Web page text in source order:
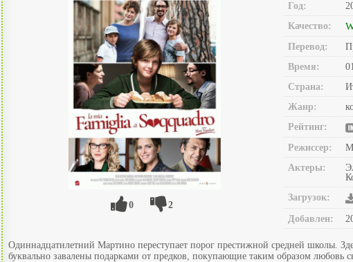
0 2
Год:
Качество:
Перевод:
Время:
Страна:
Жанр:
Рейтинг:
Режиссер:
Актеры:
Загрузок:
Добавлен:
Одиннадцатилетний Мартино переступает порог престижной средней школы.
буквально завалены подарками от предков, покупающие таким образом любовь